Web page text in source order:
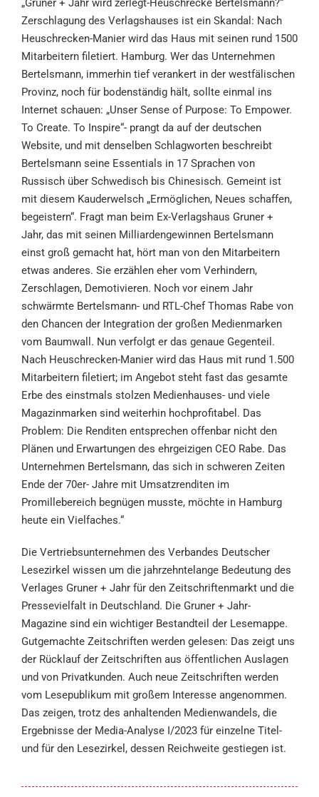
„Gruner + Jahr wird zerlegt-Heuschrecke Bertelsmann?“
Zerschlagung des Verlagshauses ist ein Skandal: Nach
Heuschrecken-Manier wird das Haus mit seinen rund 1500
Mitarbeitern filetiert. Hamburg. Wer das Unternehmen
Bertelsmann, immerhin tief verankert in der westfälischen
Provinz, noch für bodenständig hält, sollte einmal ins
Internet schauen: „Unser Sense of Purpose: To Empower.
To Create. To Inspire“- prangt da auf der deutschen
Website, und mit denselben Schlagworten beschreibt
Bertelsmann seine Essentials in 17 Sprachen von
Russisch über Schwedisch bis Chinesisch. Gemeint ist
mit diesem Kauderwelsch „Ermöglichen, Neues schaffen,
begeistern“. Fragt man beim Ex-Verlagshaus Gruner +
Jahr, das mit seinen Milliardengewinnen Bertelsmann
einst groß gemacht hat, hört man von den Mitarbeitern
etwas anderes. Sie erzählen eher vom Verhindern,
Zerschlagen, Demotivieren. Noch vor einem Jahr
schwärmte Bertelsmann- und RTL-Chef Thomas Rabe von
den Chancen der Integration der großen Medienmarken
vom Baumwall. Nun verfolgt er das genaue Gegenteil.
Nach Heuschrecken-Manier wird das Haus mit rund 1.500
Mitarbeitern filetiert; im Angebot steht fast das gesamte
Erbe des einstmals stolzen Medienhauses- und viele
Magazinmarken sind weiterhin hochprofitabel. Das
Problem: Die Renditen entsprechen offenbar nicht den
Plänen und Erwartungen des ehrgeizigen CEO Rabe. Das
Unternehmen Bertelsmann, das sich in schweren Zeiten
Ende der 70er- Jahre mit Umsatzrenditen im
Promillebereich begnügen musste, möchte in Hamburg
heute ein Vielfaches.“
Die Vertriebsunternehmen des Verbandes Deutscher
Lesezirkel wissen um die jahrzehntelange Bedeutung des
Verlages Gruner + Jahr für den Zeitschriftenmarkt und die
Pressevielfalt in Deutschland. Die Gruner + Jahr-
Magazine sind ein wichtiger Bestandteil der Lesemappe.
Gutgemachte Zeitschriften werden gelesen: Das zeigt uns
der Rücklauf der Zeitschriften aus öffentlichen Auslagen
und von Privatkunden. Auch neue Zeitschriften werden
vom Lesepublikum mit großem Interesse angenommen.
Das zeigen, trotz des anhaltenden Medienwandels, die
Ergebnisse der Media-Analyse I/2023 für einzelne Titel-
und für den Lesezirkel, dessen Reichweite gestiegen ist.